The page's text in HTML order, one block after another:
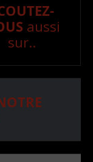
aussi
sur..